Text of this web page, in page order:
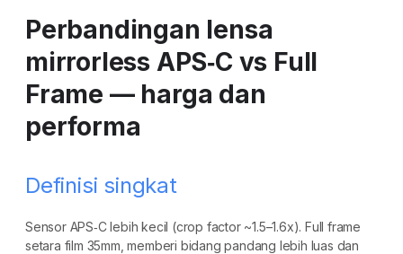
Perbandingan lensa
mirrorless APS‑C vs Full
Frame — harga dan
performa
Definisi singkat
Sensor APS‑C lebih kecil (crop factor ~1.5–1.6x). Full frame
setara film 35mm, memberi bidang pandang lebih luas dan